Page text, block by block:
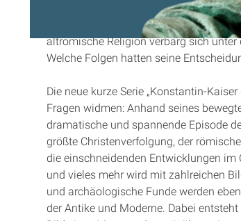
umstritten. Mit ihm verbindet sich die
verfolgten Gruppe zur politisch
altrömische Religion verbarg sich
Welche Folgen hatten seine
Die neue kurze Serie „Konstantin-
Fragen widmen: Anhand seines
dramatische und spannende Episode
größte Christenverfolgung, der
die einschneidenden Entwicklungen
und vieles mehr wird mit zahlreichen
und archäologische Funde werden
der Antike und Moderne. Dabei